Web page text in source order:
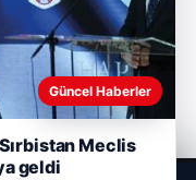
Güncel Haberler
Meclis
geldi